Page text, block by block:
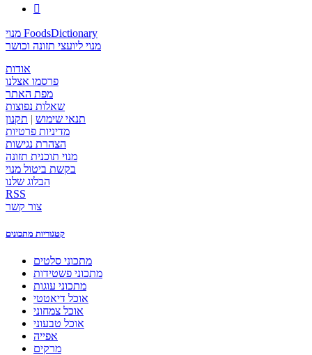

מנוי FoodsDictionary
מנוי ליועצי תזונה וכושר
אודות
פרסמו אצלנו
מפת האתר
שאלות נפוצות
תנאי שימוש | תקנון
מדיניות פרטיות
הצהרת נגישות
מנוי תוכנית תזונה
בקשת ביטול מנוי
הבלוג שלנו
RSS
צור קשר
קטגוריות מתכונים
מתכוני סלטים
מתכוני פשטידות
מתכוני עוגות
אוכל דיאטטי
אוכל צמחוני
אוכל טבעוני
אפייה
מרקים